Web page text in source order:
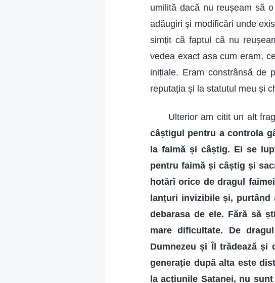
umilită dacă nu reușeam să
adăugiri și modificări unde
simțit că faptul că nu
vedea exact așa cum eram,
inițiale. Eram constrânsă de
reputația și la statutul meu și
Ulterior am citit un alt
câștigul pentru a controla
la faimă și câștig. Ei se
pentru faimă și câștig și
hotărî orice de dragul
lanțuri invizibile și,
debarasa de ele. Fără să
mare dificultate. De
Dumnezeu și Îl trădează și
generație după alta este
la acțiunile Satanei, nu